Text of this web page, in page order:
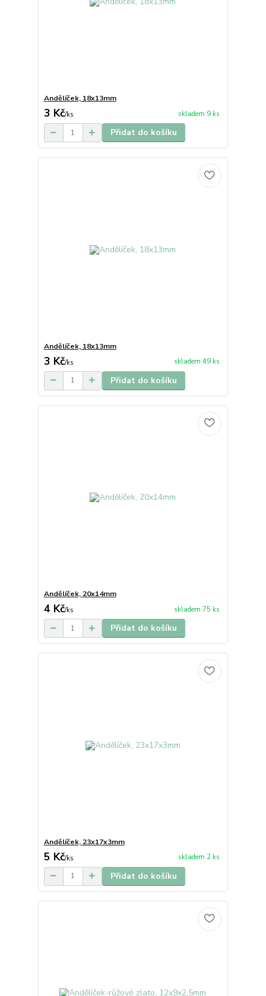
Andělíček, 18x13mm
3 Kč/ks skladem 9 ks
Přidat do košíku
Andělíček, 18x13mm
3 Kč/ks skladem 49 ks
Přidat do košíku
Andělíček, 20x14mm
4 Kč/ks skladem 75 ks
Přidat do košíku
Andělíček, 23x17x3mm
5 Kč/ks skladem 2 ks
Přidat do košíku